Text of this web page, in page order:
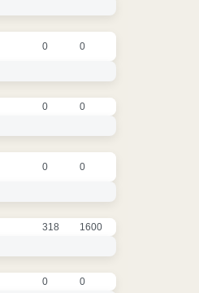
0 0
0 0
0 0
318 1600
0 0